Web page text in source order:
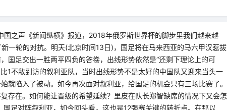
之声《新闻纵横》报道，2018年俄罗斯世界杯的脚步里我们越来越
一轮的对抗。明天(北京时间13日)，国足将在马来西亚的马六甲汉惹拔
国足交出一胜两平四负的答卷，出线形势依然是“还剩下理论上的可
1不敌到访的叙利亚队，当时出线形势不是太好的中国队又迎来当头一
就陷入了被动。如今再次面对叙利亚，给国足的机会只有三场比赛了。
存在。如何能让晋级的希望延续？里皮在队长郑智缺席的情况下又会怎
足对阵叙利亚，如今回头看，这也是12强赛关键的转折点。在那以